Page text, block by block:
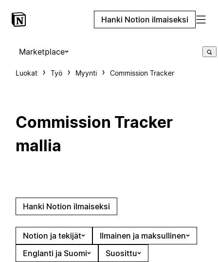
Hanki Notion ilmaiseksi
Marketplace
Luokat Työ Myynti Commission Tracker
Commission Tracker
mallia
Hanki Notion ilmaiseksi
Notion ja tekijät
Ilmainen ja maksullinen
Englanti ja Suomi
Suosittu